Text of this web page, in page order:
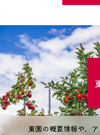
東園の概要情報や、ア